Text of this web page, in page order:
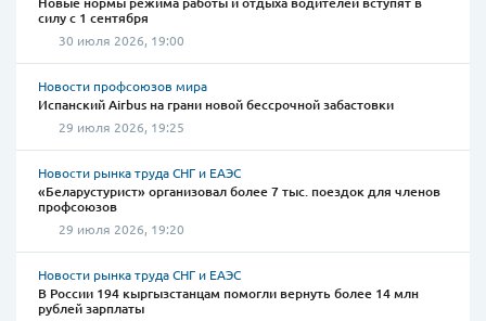
силу с 1 сентября
30 июля 2026, 19:00
Новости профсоюзов мира
Испанский Airbus на грани новой бессрочной забастовки
29 июля 2026, 19:25
Новости рынка труда СНГ и ЕАЭС
«Беларустурист» организовал более 7 тыс. поездок для членов
профсоюзов
29 июля 2026, 19:20
Новости рынка труда СНГ и ЕАЭС
В России 194 кыргызстанцам помогли вернуть более 14 млн
рублей зарплаты